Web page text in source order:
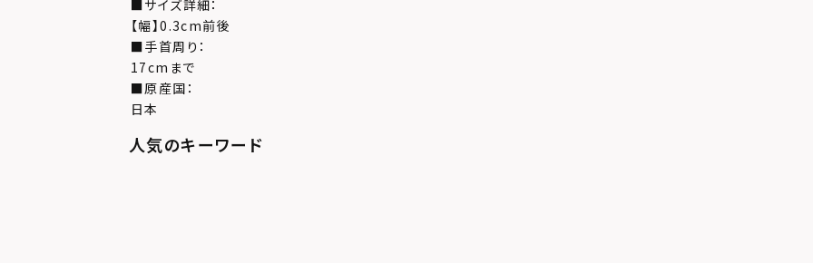
■サイズ詳細：
【幅】0.3cm前後
■手首周り：
17cmまで
■原産国：
日本